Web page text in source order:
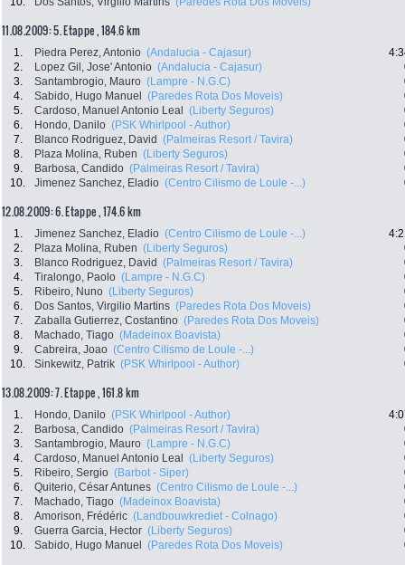
11.08.2009: 5. Etappe , 184.6 km
1. Piedra Perez, Antonio (Andalucia - Cajasur)
2.
Lopez Gil, Jose' Antonio (Andalucia - Cajasur)
3.
Santambrogio, Mauro (Lampre - N.G.C)
4.
Sabido, Hugo Manuel (Paredes Rota Dos Moveis)
5.
Cardoso, Manuel Antonio Leal (Liberty Seguros)
6.
Hondo, Danilo (PSK Whirlpool - Author)
7.
Blanco Rodriguez, David (Palmeiras Resort / Tavira)
8.
Plaza Molina, Ruben (Liberty Seguros)
9.
Barbosa, Candido (Palmeiras Resort / Tavira)
10.
Jimenez Sanchez, Eladio (Centro Cilismo de Loule -...)
12.08.2009: 6. Etappe , 174.6 km
1. Jimenez Sanchez, Eladio (Centro Cilismo de Loule -...)
2.
Plaza Molina, Ruben (Liberty Seguros)
3.
Blanco Rodriguez, David (Palmeiras Resort / Tavira)
4.
Tiralongo, Paolo (Lampre - N.G.C)
5.
Ribeiro, Nuno (Liberty Seguros)
6.
Dos Santos, Virgilio Martins (Paredes Rota Dos Moveis)
7.
Zaballa Gutierrez, Costantino (Paredes Rota Dos Moveis)
8.
Machado, Tiago (Madeinox Boavista)
9.
Cabreira, Joao (Centro Cilismo de Loule -...)
10.
Sinkewitz, Patrik (PSK Whirlpool - Author)
13.08.2009: 7. Etappe , 161.8 km
1. Hondo, Danilo (PSK Whirlpool - Author)
2.
Barbosa, Candido (Palmeiras Resort / Tavira)
3.
Santambrogio, Mauro (Lampre - N.G.C)
4.
Cardoso, Manuel Antonio Leal (Liberty Seguros)
5.
Ribeiro, Sergio (Barbot - Siper)
6.
Quiterio, César Antunes (Centro Cilismo de Loule -...)
7.
Machado, Tiago (Madeinox Boavista)
8.
Amorison, Frédéric (Landbouwkrediet - Colnago)
9.
Guerra Garcia, Hector (Liberty Seguros)
10.
Sabido, Hugo Manuel (Paredes Rota Dos Moveis)